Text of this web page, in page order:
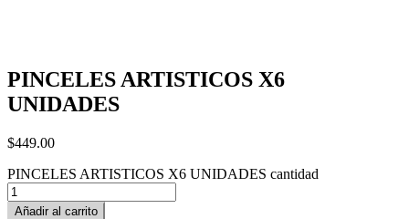
PINCELES ARTISTICOS X6
UNIDADES
$449.00
PINCELES ARTISTICOS X6 UNIDADES cantidad
Añadir al carrito